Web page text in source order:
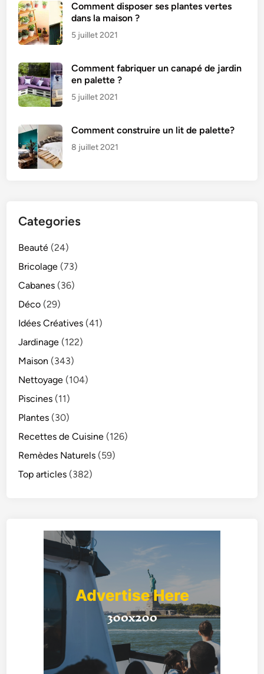
Comment disposer ses plantes vertes
dans la maison ?
5 juillet 2021
Comment fabriquer un canapé de jardin
en palette ?
5 juillet 2021
Comment construire un lit de palette?
8 juillet 2021
Categories
Beauté (24)
Bricolage (73)
Cabanes (36)
Déco (29)
Idées Créatives (41)
Jardinage (122)
Maison (343)
Nettoyage (104)
Piscines (11)
Plantes (30)
Recettes de Cuisine (126)
Remèdes Naturels (59)
Top articles (382)